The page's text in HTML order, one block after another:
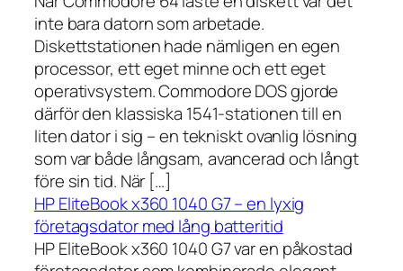
inte bara datorn som arbetade.
Diskettstationen hade nämligen en egen
processor, ett eget minne och ett eget
operativsystem. Commodore DOS gjorde
därför den klassiska 1541-stationen till en
liten dator i sig – en tekniskt ovanlig lösning
som var både långsam, avancerad och långt
före sin tid. När […]
HP EliteBook x360 1040 G7 – en lyxig
företagsdator med lång batteritid
HP EliteBook x360 1040 G7 var en påkostad